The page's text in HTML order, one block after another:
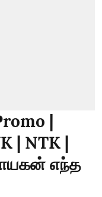
|
| NTK |
எந்த